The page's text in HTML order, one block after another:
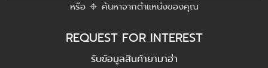
หรือ ค้นหาจากตำแหน่งของคุณ
REQUEST FOR INTEREST
รับข้อมูลสินค้ายามาฮ่า